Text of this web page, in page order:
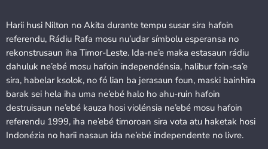
Harii husi Nilton no Akita durante tempu susar sira hafoin
referendu, Rádiu Rafa mosu nu’udar símbolu esperansa no
rekonstrusaun iha Timor-Leste. Ida-ne’e maka estasaun rádiu
dahuluk ne’ebé mosu hafoin independénsia, halibur foin-sa’e
sira, habelar ksolok, no fó lian ba jerasaun foun, maski bainhira
barak sei hela iha uma ne’ebé halo ho ahu-ruin hafoin
destruisaun ne’ebé kauza hosi violénsia ne’ebé mosu hafoin
referendu 1999, iha ne’ebé timoroan sira vota atu haketak hosi
Indonézia no harii nasaun ida ne’ebé independente no livre.